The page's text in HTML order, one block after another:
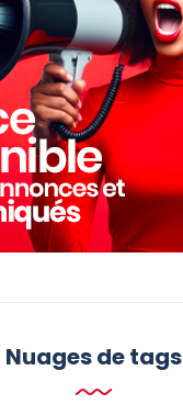
Nuages ​​de tags